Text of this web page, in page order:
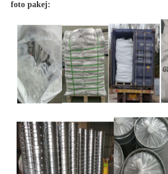
foto pakej: